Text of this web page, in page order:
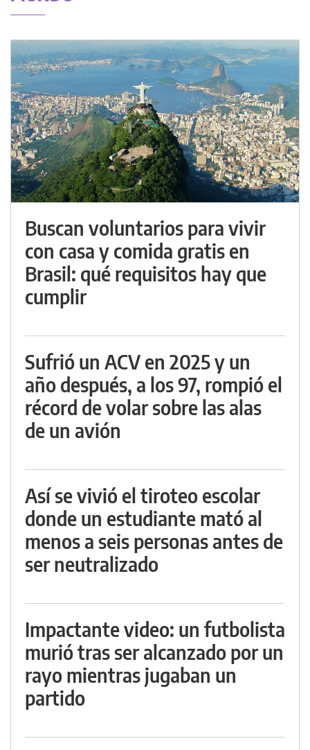
Buscan voluntarios para vivir
con casa y comida gratis en
Brasil: qué requisitos hay que
cumplir
Sufrió un ACV en 2025 y un
año después, a los 97, rompió el
récord de volar sobre las alas
de un avión
Así se vivió el tiroteo escolar
donde un estudiante mató al
menos a seis personas antes de
ser neutralizado
Impactante video: un futbolista
murió tras ser alcanzado por un
rayo mientras jugaban un
partido